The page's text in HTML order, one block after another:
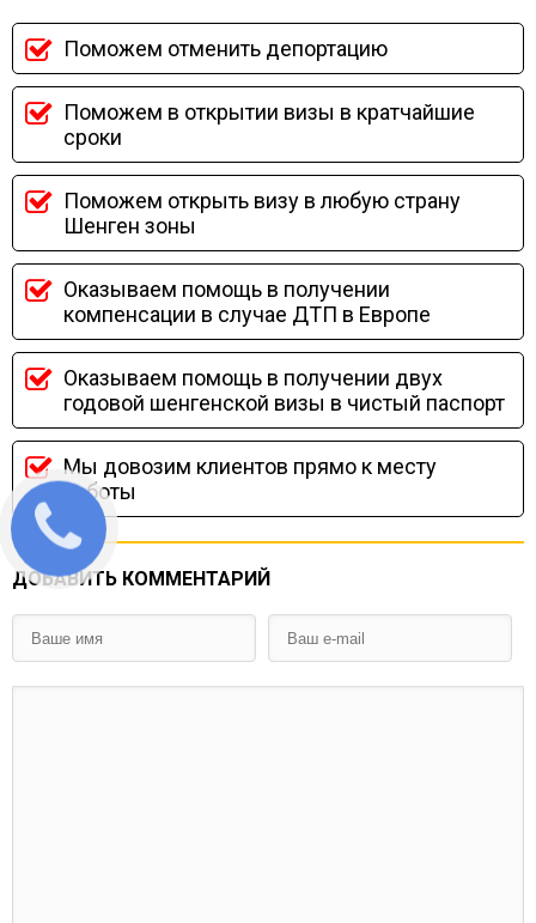
Поможем отменить депортацию
Поможем в открытии визы в кратчайшие
сроки
Поможем открыть визу в любую страну
Шенген зоны
Оказываем помощь в получении
компенсации в случае ДТП в Европе
Оказываем помощь в получении двух
годовой шенгенской визы в чистый паспорт
Мы довозим клиентов прямо к месту
работы
ДОБАВИТЬ КОММЕНТАРИЙ